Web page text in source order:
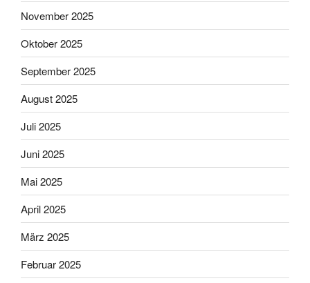
November 2025
Oktober 2025
September 2025
August 2025
Juli 2025
Juni 2025
Mai 2025
April 2025
März 2025
Februar 2025